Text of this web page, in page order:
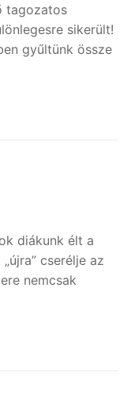
tagozatos
sikerült!
gyűltünk össze
diákunk élt a
cserélje az
nemcsak